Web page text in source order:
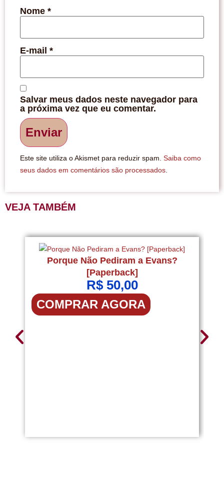
Nome *
E-mail *
Salvar meus dados neste navegador para
a próxima vez que eu comentar.
Este site utiliza o Akismet para reduzir spam. Saiba como
seus dados em comentários são processados.
VEJA TAMBÉM
Porque Não Pediram a Evans?
[Paperback]
R$50,00
COMPRAR AGORA